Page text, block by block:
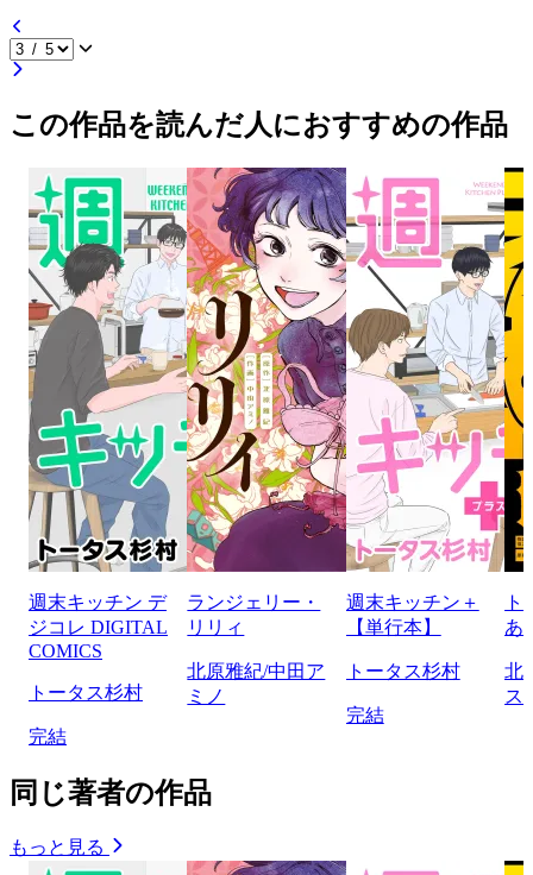
この作品を読んだ人におすすめの作品
週末キッチン デ
ジコレ DIGITAL
COMICS
トータス杉村
完結
ランジェリー・
リリィ
北原雅紀/中田ア
ミノ
週末キッチン＋
【単行本】
トータス杉村
完結
ト
あ
北
ス
同じ著者の作品
もっと見る